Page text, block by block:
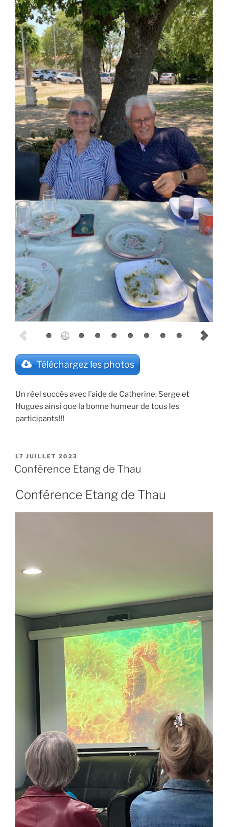
Téléchargez les photos
Un réel succès avec l’aide de Catherine, Serge et
Hugues ainsi que la bonne humeur de tous les
participants!!!
PUBLIÉ
LE
17 JUILLET 2023
Conférence Etang de Thau
Conférence Etang de Thau